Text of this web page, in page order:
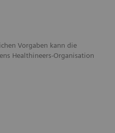
Vorgaben kann die
Healthineers-Organisation